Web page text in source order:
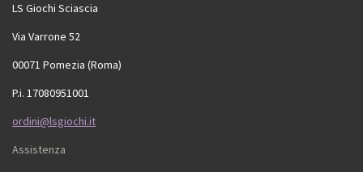
LS Giochi Sciascia
Via Varrone 52
00071 Pomezia (Roma)
P.i. 17080951001
ordini@lsgiochi.it
Assistenza